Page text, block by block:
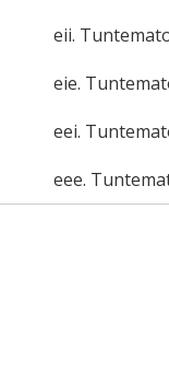
eii.
eie.
eei.
eee.